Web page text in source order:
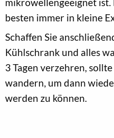
besten immer in kleine
Schaffen Sie
Kühlschrank und alles
3 Tagen verzehren,
wandern, um dann
werden zu können.